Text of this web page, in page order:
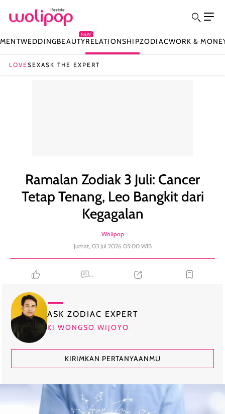
WEDDINGBEAUTY
NEW
RELATIONSHIPZODIACWORK &
LOVESEXASK THE EXPERT
Ramalan Zodiak 3 Juli: Cancer
Tetap Tenang, Leo Bangkit dari
Kegagalan
Wolipop
Jumat, 03 Jul 2026 05:00 WIB
...
ASK ZODIAC EXPERT
KI WONGSO WIJOYO
KIRIMKAN PERTANYAANMU